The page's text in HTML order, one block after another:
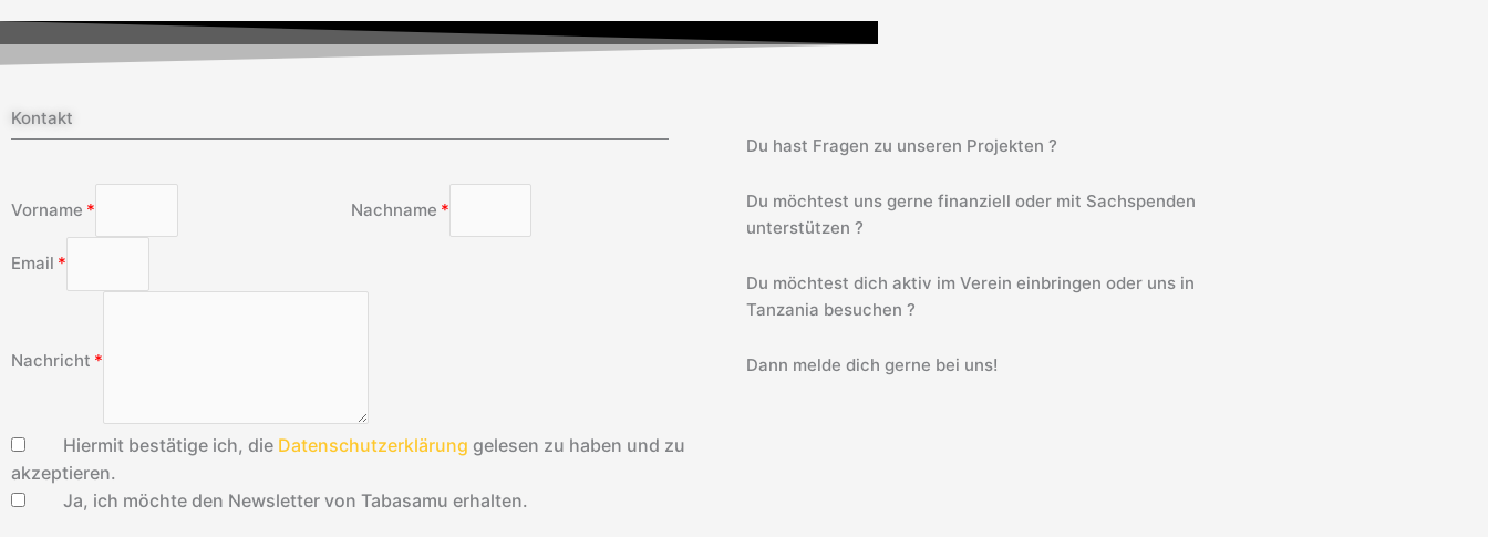
Kontakt
Vorname Nachname
Email
Nachricht
Hiermit bestätige ich, die Datenschutzerklärung gelesen zu haben und zu
akzeptieren.
Ja, ich möchte den Newsletter von Tabasamu erhalten.
Du hast Fragen zu unseren Projekten ?
Du möchtest uns gerne finanziell oder mit Sachspenden
unterstützen ?
Du möchtest dich aktiv im Verein einbringen oder uns in
Tanzania besuchen ?
Dann melde dich gerne bei uns!